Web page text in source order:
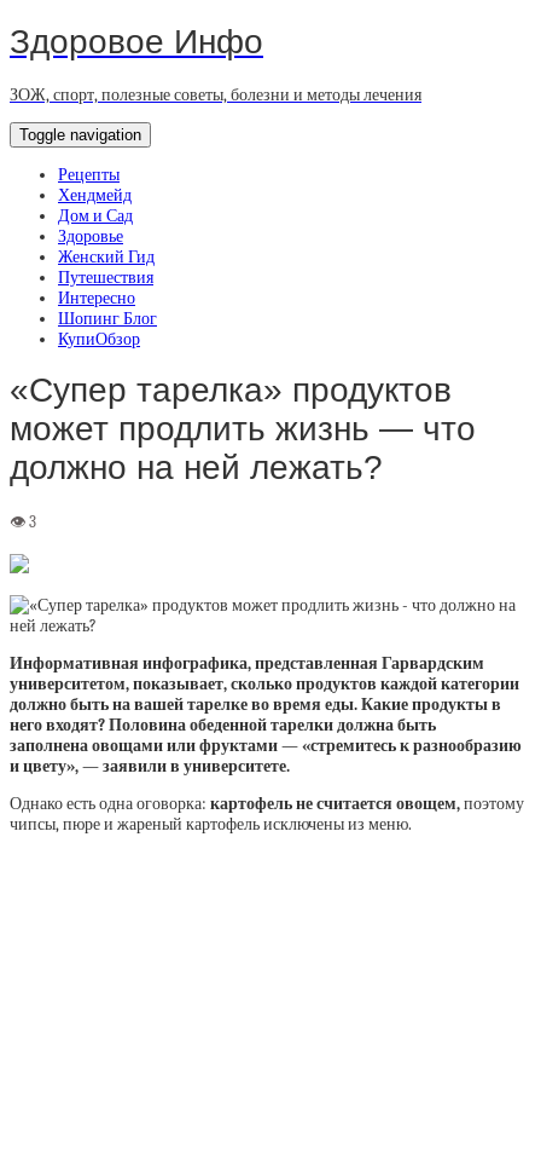
Здоровое Инфо
ЗОЖ, спорт, полезные советы, болезни и методы лечения
Toggle navigation
Рецепты
Хендмейд
Дом и Сад
Здоровье
Женский Гид
Путешествия
Интересно
Шопинг Блог
КупиОбзор
«Супер тарелка» продуктов
может продлить жизнь — что
должно на ней лежать?
Информативная инфографика, представленная Гарвардским
университетом, показывает, сколько продуктов каждой категории
должно быть на вашей тарелке во время еды. Какие продукты в
него входят? Половина обеденной тарелки должна быть
заполнена овощами или фруктами — «стремитесь к разнообразию
и цвету», — заявили в университете.
Однако есть одна оговорка: картофель не считается овощем,поэтому
чипсы, пюре и жареный картофель исключены из меню.